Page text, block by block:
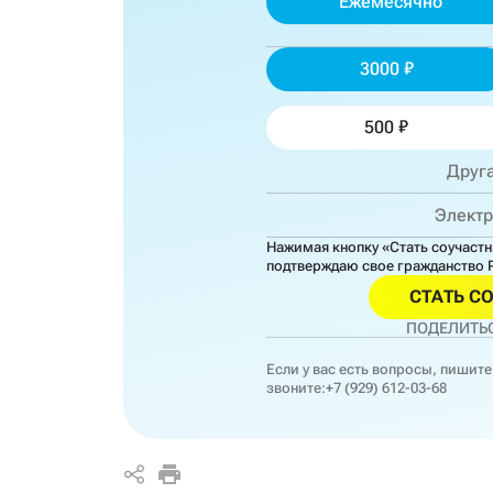
3000
500
Нажимая кнопку «Стать
подтверждаю свое гражданство
СТАТЬ
Если у вас есть вопросы, пишите
звоните:+7 (929) 612-03-68